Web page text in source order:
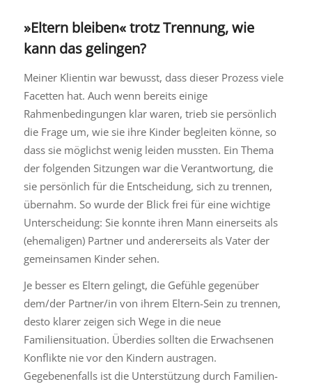
»Eltern bleiben« trotz Trennung, wie
kann das gelingen?
Meiner Klientin war bewusst, dass dieser Prozess viele
Facetten hat. Auch wenn bereits einige
Rahmenbedingungen klar waren, trieb sie persönlich
die Frage um, wie sie ihre Kinder begleiten könne, so
dass sie möglichst wenig leiden mussten. Ein Thema
der folgenden Sitzungen war die Verantwortung, die
sie persönlich für die Entscheidung, sich zu trennen,
übernahm. So wurde der Blick frei für eine wichtige
Unterscheidung: Sie konnte ihren Mann einerseits als
(ehemaligen) Partner und andererseits als Vater der
gemeinsamen Kinder sehen.
Je besser es Eltern gelingt, die Gefühle gegenüber
dem/der Partner/in von ihrem Eltern-Sein zu trennen,
desto klarer zeigen sich Wege in die neue
Familiensituation. Überdies sollten die Erwachsenen
Konflikte nie vor den Kindern austragen.
Gegebenenfalls ist die Unterstützung durch Familien-